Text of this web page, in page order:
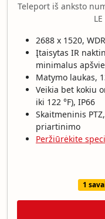
Teleport iš anksto
2688 x 1520, WDR
Įtaisytas IR
minimalus
Matymo laukas,
Veikia bet kokiu
iki 122 °F), IP66
Skaitmeninis
priartinimo
Peržiūrėkite
1